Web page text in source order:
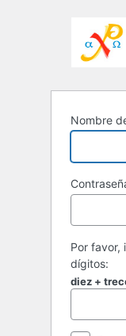
Nombre
Por favor,
dígitos:
diez +